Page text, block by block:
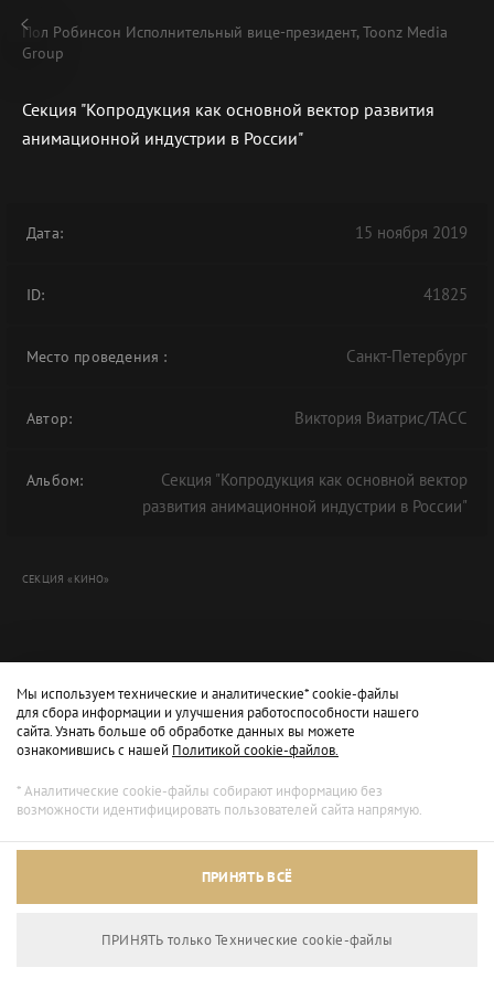
Архивный режим
Пол Робинсон Исполнительный вице-президент, Toonz Media
Group
Секция "Копродукция как основной вектор развития
анимационной индустрии в России"
Дата: 15 ноября 2019
ID: 41825
Место проведения : Санкт-Петербург
Автор: Виктория Виатрис/ТАСС
Альбом:
Секция "Копродукция как основной вектор
развития анимационной индустрии в России"
СЕКЦИЯ «КИНО»
Мы используем технические и аналитические* cookie-файлы
для сбора информации и улучшения работоспособности нашего
сайта. Узнать больше об обработке данных вы можете
ознакомившись с нашей Политикой cookie-файлов.
* Аналитические cookie-файлы собирают информацию без
возможности идентифицировать пользователей сайта напрямую.
ПРИНЯТЬ ВСЁ
ПРИНЯТЬ только Технические сookie-файлы